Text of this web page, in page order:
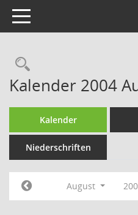
Toggle navigation
Kalender 2004
Kalender
Niederschriften
August